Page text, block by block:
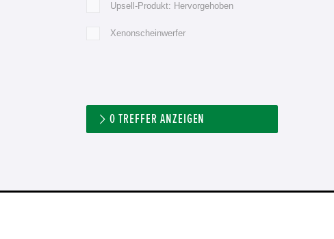
Upsell-Produkt: Hervorgehoben
Xenonscheinwerfer
0 TREFFER ANZEIGEN